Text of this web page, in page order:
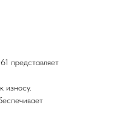
представляет
износу.